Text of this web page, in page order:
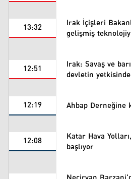
13:32 Irak İçişleri
gelişmiş
12:51 Irak: Savaş ve
devletin
12:19 Ahbap Derneğine
12:08 Katar Hava
başlıyor